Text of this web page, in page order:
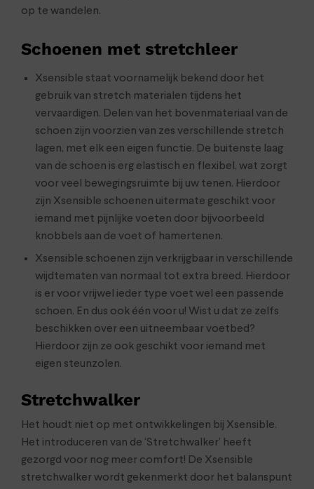
op te wandelen.
Schoenen met stretchleer
Xsensible staat voornamelijk bekend door het
gebruik van stretch materialen tijdens het
vervaardigen. Delen van het bovenmateriaal van de
schoen zijn voorzien van zes verschillende stretch
lagen, met elk een eigen functie. De buitenste laag
van de schoen is erg elastisch en flexibel, wat zorgt
voor veel bewegingsruimte bij uw tenen. Hierdoor
zijn Xsensible schoenen uitermate geschikt voor
iemand met pijnlijke voeten door bijvoorbeeld
knobbels aan de voet of hamertenen.
Xsensible schoenen zijn verkrijgbaar in verschillende
wijdtematen van normaal tot extra breed. Hierdoor
is er voor vrijwel ieder type voet wel een passende
schoen. En dus ook één voor u! Wist u dat ze zelfs
beschikken over een uitneembaar voetbed?
Hierdoor zijn ze ook geschikt voor iemand met
eigen steunzolen.
Stretchwalker
Het houdt niet op met ontwikkelingen bij Xsensible.
Het introduceren van de ‘Stretchwalker’ heeft
gezorgd voor nog meer comfort! De Xsensible
stretchwalker wordt gekenmerkt door het balanspunt